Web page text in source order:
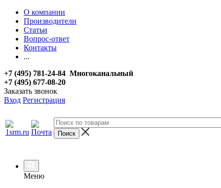
О компании
Производители
Статьи
Вопрос-ответ
Контакты
...
+7 (495) 781-24-84 Многоканальный
+7 (495) 677-08-20
Заказать звонок
Вход Регистрация
Меню